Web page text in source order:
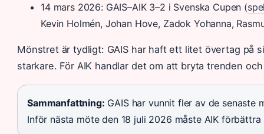
14 mars 2026: GAIS–AIK 3–2 i Svenska Cupen (
Kevin Holmén, Johan Hove, Zadok Yohanna,
Mönstret är tydligt: GAIS har haft ett litet övertag på
starkare. För AIK handlar det om att bryta trenden
Sammanfattning: GAIS har vunnit fler av de senaste
Inför nästa möte den 18 juli 2026 måste AIK